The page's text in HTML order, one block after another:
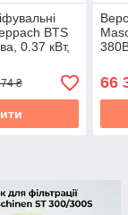
BTS
0.37 кВт,
₴ 66